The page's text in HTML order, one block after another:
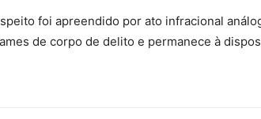
foi apreendido por ato infracional
de corpo de delito e permanece à